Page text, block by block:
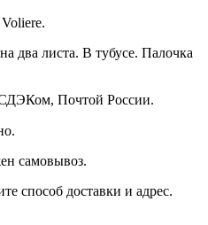
два листа. В тубусе. Палочка
Почтой России. ⠀⠀
⠀⠀ ⠀⠀
самовывоз.
способ доставки и адрес.